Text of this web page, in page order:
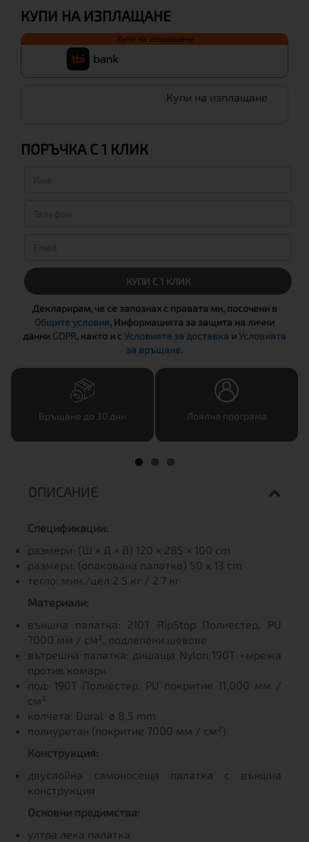
КУПИ НА ИЗПЛАЩАНЕ
Купи на изплащане
Купи на изплащане
ПОРЪЧКА С 1 КЛИК
КУПИ С 1 КЛИК
Декларирам, че се запознах с правата ми, посочени в
Общите условия, Информацията за защита на лични
данни GDPR, както и сУсловията за доставка иУсловията
за връщане.
Връщане до 30 дни Лоялна програма
ОПИСАНИЕ
Спецификации:
размери: (Ш × Д × В) 120 × 285 × 100 cm
размери: (опакована палатка) 50 x 13 cm
тегло: мин./цел 2.5 кг / 2.7 кг
Материали:
външна палатка: 210T RipStop Полиестер, PU
7000 мм / см², подлепени шевове
вътрешна палатка: дишаща Nylon 190T +мрежа
против комари
под: 190T Полиестер, PU покритие 11,000 мм /
см²
колчета: Dural ø 8,5 mm
полиуретан (покритие 7000 мм / см²)
Конструкция:
двуслойна самоносеща палатка с външна
конструкция
Основни предимства:
ултра лека палатка